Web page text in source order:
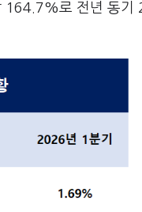
164.7%로 전년 동